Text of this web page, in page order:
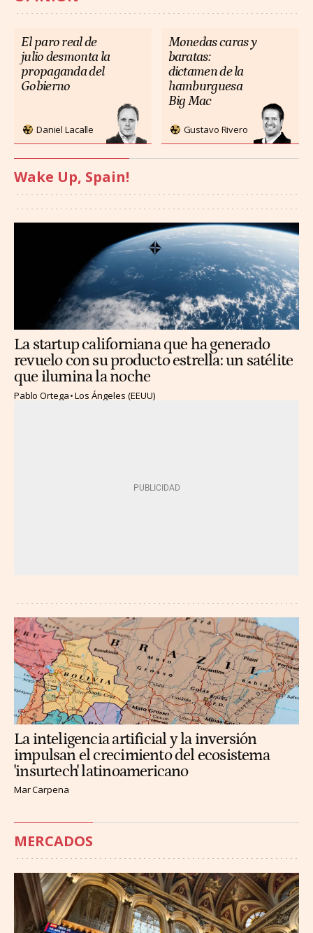
El paro real de
julio desmonta la
propaganda del
Gobierno
Daniel Lacalle
Monedas caras y
baratas:
dictamen de la
hamburguesa
Big Mac
Gustavo Rivero
Wake Up, Spain!
La startup californiana que ha generado
revuelo con su producto estrella: un satélite
que ilumina la noche
Pablo Ortega Los Ángeles (EEUU)
La inteligencia artificial y la inversión
impulsan el crecimiento del ecosistema
'insurtech' latinoamericano
Mar Carpena
MERCADOS